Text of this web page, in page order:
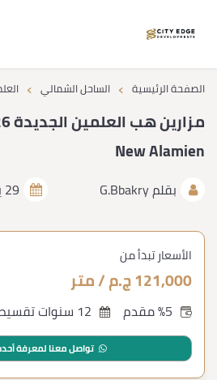
الصفحة الرئيسية › الساحل الشمالي ›
New Alamien
بقلمG.Bbakry 29 يوليو 2026
الأسعار تبدأ من
121,000 ج.م / متر
تواصل معنا لمعرفة